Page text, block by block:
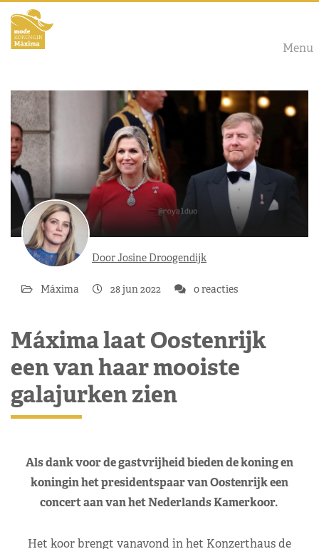
Menu
Door Josine Droogendijk
Máxima 28 jun 2022 0 reacties
Máxima laat Oostenrijk
een van haar mooiste
galajurken zien
Als dank voor de gastvrijheid bieden de koning en
koningin het presidentspaar van Oostenrijk een
concert aan van het Nederlands Kamerkoor.
Het koor brengt vanavond in het Konzerthaus de